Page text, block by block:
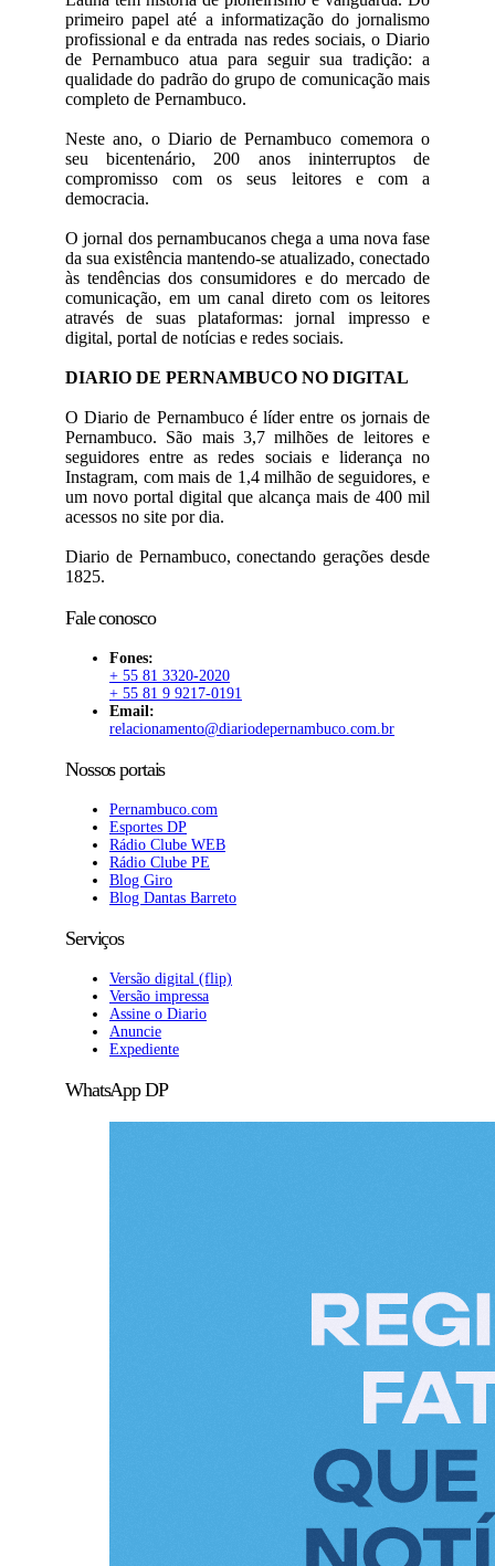
primeiro papel até a informatização do jornalismo
profissional e da entrada nas redes sociais, o Diario
de Pernambuco atua para seguir sua tradição: a
qualidade do padrão do grupo de comunicação mais
completo de Pernambuco.
Neste ano, o Diario de Pernambuco comemora o
seu bicentenário, 200 anos ininterruptos de
compromisso com os seus leitores e com a
democracia.
O jornal dos pernambucanos chega a uma nova fase
da sua existência mantendo-se atualizado, conectado
às tendências dos consumidores e do mercado de
comunicação, em um canal direto com os leitores
através de suas plataformas: jornal impresso e
digital, portal de notícias e redes sociais.
DIARIO DE PERNAMBUCO NO DIGITAL
O Diario de Pernambuco é líder entre os jornais de
Pernambuco. São mais 3,7 milhões de leitores e
seguidores entre as redes sociais e liderança no
Instagram, com mais de 1,4 milhão de seguidores, e
um novo portal digital que alcança mais de 400 mil
acessos no site por dia.
Diario de Pernambuco, conectando gerações desde
1825.
Fale conosco
Fones:
+ 55 81 3320-2020
+ 55 81 9 9217-0191
Email:
relacionamento@diariodepernambuco.com.br
Nossos portais
Pernambuco.com
Esportes DP
Rádio Clube WEB
Rádio Clube PE
Blog Giro
Blog Dantas Barreto
Serviços
Versão digital (flip)
Versão impressa
Assine o Diario
Anuncie
Expediente
WhatsApp DP